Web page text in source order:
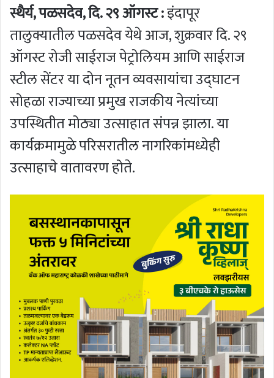
स्थैर्य, पळसदेव, दि. २९ ऑगस्ट :इंदापूर
तालुक्यातील पळसदेव येथे आज, शुक्रवार दि. २९
ऑगस्ट रोजी साईराज पेट्रोलियम आणि साईराज
स्टील सेंटर या दोन नूतन व्यवसायांचा उद्घाटन
सोहळा राज्याच्या प्रमुख राजकीय नेत्यांच्या
उपस्थितीत मोठ्या उत्साहात संपन्न झाला. या
कार्यक्रमामुळे परिसरातील नागरिकांमध्येही
उत्साहाचे वातावरण होते.